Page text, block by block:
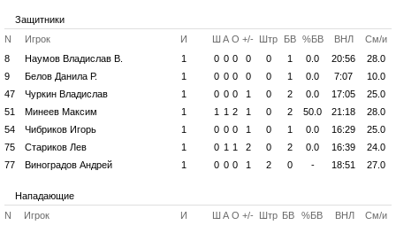
Защитники
N
Игрок И Ш А О +/- Штр БВ %БВ ВНЛ
См/и
8
Наумов Владислав В. 1 0 0 0 0 0 1 0.0 20:56
28.0
9
Белов Данила Р. 1 0 0 0 0 0 1 0.0 7:07
10.0
47
Чуркин Владислав 1 0 0 0 1 0 2 0.0 17:05
25.0
51
Минеев Максим 1 1 1 2 1 0 2 50.0 21:18
28.0
54
Чибриков Игорь 1 0 0 0 1 0 1 0.0 16:29
25.0
75
Стариков Лев 1 0 1 1 2 0 2 0.0 16:39
24.0
77
Виноградов Андрей 1 0 0 0 1 2 0 - 18:51 27.0
Нападающие
N
Игрок И Ш А О +/- Штр БВ %БВ ВНЛ
См/и